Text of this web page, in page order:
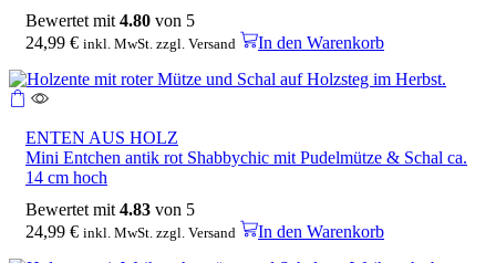
Bewertet mit 4.80 von 5
24,99 € inkl. MwSt. zzgl. Versand In den Warenkorb
ENTEN AUS HOLZ
Mini Entchen antik rot Shabbychic mit Pudelmütze & Schal ca.
14 cm hoch
Bewertet mit4.83 von 5
24,99 € inkl. MwSt. zzgl. Versand In den Warenkorb